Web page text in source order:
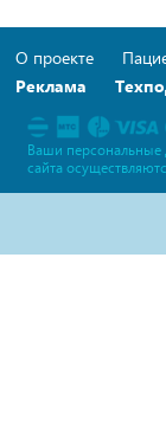
О проекте
Реклама
Ваши
сайта